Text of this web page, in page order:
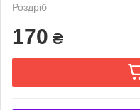
Роздріб
170 ₴